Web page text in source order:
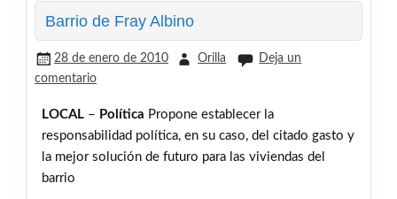
Barrio de Fray Albino
28 de enero de 2010 Orilla
Deja un
comentario
LOCAL– Política Propone establecer la
responsabilidad política, en su caso, del citado gasto y
la mejor solución de futuro para las viviendas del
barrio